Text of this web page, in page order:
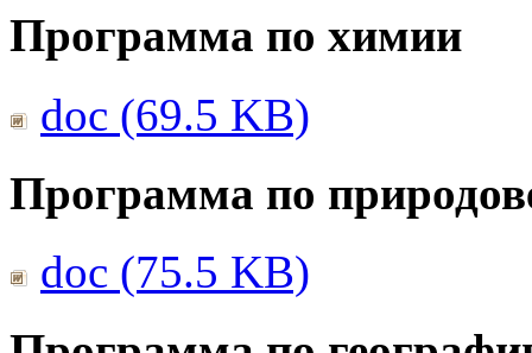
Программа по химии
doc (69.5 KB)
Программа по
doc (75.5 KB)